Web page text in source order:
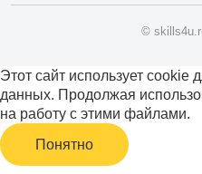
©
Этот сайт использует cookie
данных. Продолжая
на работу с этими файлами.
Понятно